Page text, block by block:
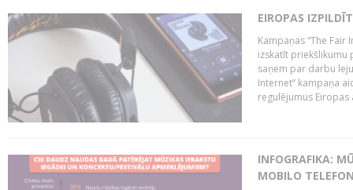
EIROPAS
Kampaņas “The
izskatīt priekšlikumu
saņem par darbu
Internet” kampaņa
regulējumus
INFOGRAFIKA:
MOBILO